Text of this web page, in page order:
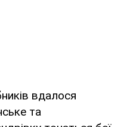
вдалося
та